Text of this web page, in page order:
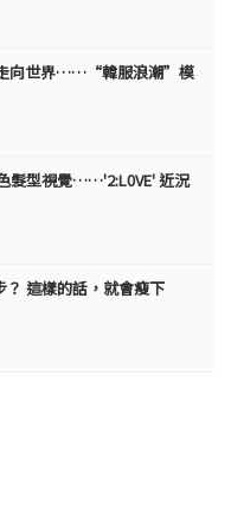
向世界……“韓服浪潮”模
髮型視覺……'2:L0VE' 近況
？ 這樣的話，就會瘦下